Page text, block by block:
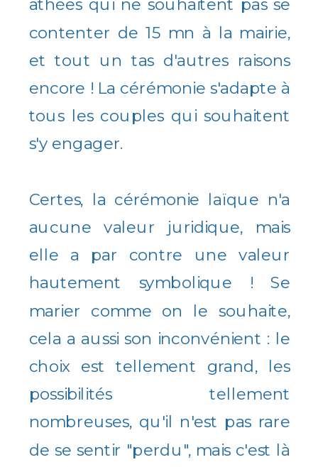
athées qui ne souhaitent pas se
contenter de 15 mn à la mairie,
et tout un tas d'autres raisons
encore ! La cérémonie s'adapte à
tous les couples qui souhaitent
s'y engager.
Certes, la cérémonie laïque n'a
aucune valeur juridique, mais
elle a par contre une valeur
hautement symbolique ! Se
marier comme on le souhaite,
cela a aussi son inconvénient : le
choix est tellement grand, les
possibilités tellement
nombreuses, qu'il n'est pas rare
de se sentir "perdu", mais c'est là